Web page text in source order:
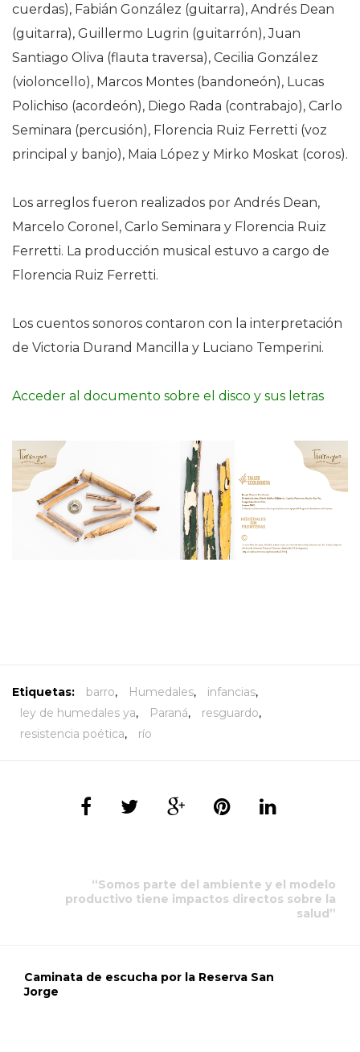
cuerdas), Fabián González (guitarra), Andrés Dean
(guitarra), Guillermo Lugrin (guitarrón), Juan
Santiago Oliva (flauta traversa), Cecilia González
(violoncello), Marcos Montes (bandoneón), Lucas
Polichiso (acordeón), Diego Rada (contrabajo), Carlo
Seminara (percusión), Florencia Ruiz Ferretti (voz
principal y banjo), Maia López y Mirko Moskat (coros).
Los arreglos fueron realizados por Andrés Dean,
Marcelo Coronel, Carlo Seminara y Florencia Ruiz
Ferretti. La producción musical estuvo a cargo de
Florencia Ruiz Ferretti.
Los cuentos sonoros contaron con la interpretación
de Victoria Durand Mancilla y Luciano Temperini.
Acceder al documento sobre el disco y sus letras
Etiquetas: barro, Humedales, infancias,
ley de humedales ya, Paraná, resguardo,
resistencia poética, río
“Somos parte del ambiente y el modelo
productivo tiene impactos directos sobre la
salud”
Caminata de escucha por la Reserva San
Jorge